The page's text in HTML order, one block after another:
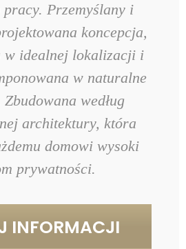
Przemyślany i
koncepcja,
w idealnej lokalizacji i
w naturalne
według
architektury, która
domowi wysoki
prywatności.
INFORMACJI